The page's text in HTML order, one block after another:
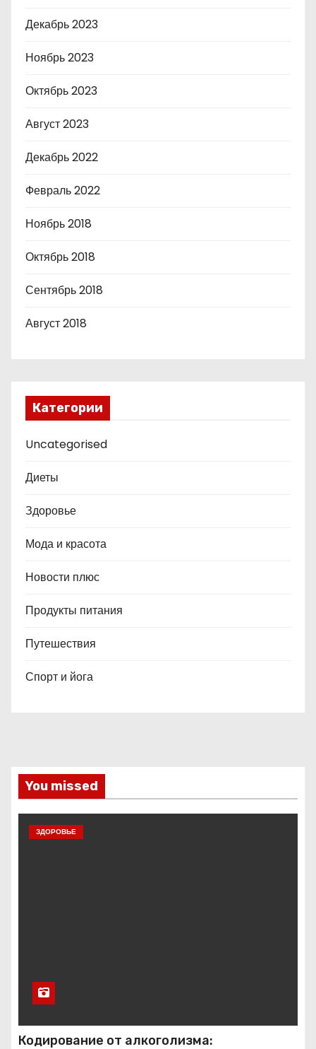
Декабрь 2023
Ноябрь 2023
Октябрь 2023
Август 2023
Декабрь 2022
Февраль 2022
Ноябрь 2018
Октябрь 2018
Сентябрь 2018
Август 2018
Категории
Uncategorised
Диеты
Здоровье
Мода и красота
Новости плюс
Продукты питания
Путешествия
Спорт и йога
You missed
ЗДОРОВЬЕ
Кодирование от алкоголизма: